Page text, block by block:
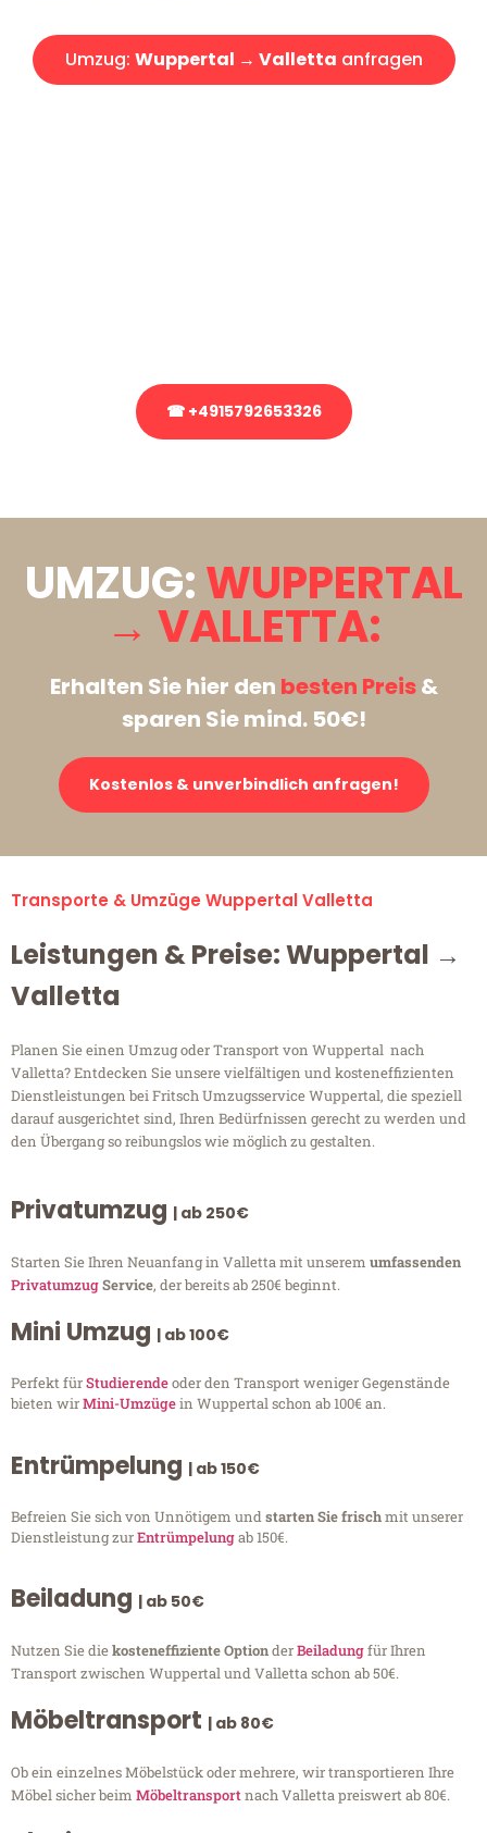
Umzug: Wuppertal → Valletta anfragen
☎ +4915792653326
UMZUG:WUPPERTAL
→ VALLETTA:
Erhalten Sie hier den besten Preis&
sparen Sie mind. 50€!
Kostenlos & unverbindlich anfragen!
Transporte & Umzüge Wuppertal Valletta
Leistungen & Preise: Wuppertal →
Valletta
Planen Sie einen Umzug oder Transport von Wuppertal nach
Valletta? Entdecken Sie unsere vielfältigen und kosteneffizienten
Dienstleistungen bei Fritsch Umzugsservice Wuppertal, die speziell
darauf ausgerichtet sind, Ihren Bedürfnissen gerecht zu werden und
den Übergang so reibungslos wie möglich zu gestalten.
Privatumzug | ab 250€
Starten Sie Ihren Neuanfang in Valletta mit unserem umfassenden
PrivatumzugService, der bereits ab 250€ beginnt.
Mini Umzug | ab 100€
Perfekt fürStudierendeoder den Transport weniger Gegenstände
bieten wirMini-Umzügein Wuppertal schon ab 100€ an.
Entrümpelung | ab 150€
Befreien Sie sich von Unnötigem undstarten Sie frischmit unserer
Dienstleistung zurEntrümpelungab 150€.
Beiladung | ab 50€
Nutzen Sie diekosteneffiziente OptionderBeiladungfür Ihren
Transport zwischen Wuppertal und Valletta schon ab 50€.
Möbeltransport | ab 80€
Ob ein einzelnes Möbelstück oder mehrere, wir transportieren Ihre
Möbel sicher beim Möbeltransportnach Valletta preiswert ab 80€.